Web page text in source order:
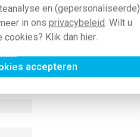
en (gepersonaliseerde)
in ons privacybeleid. Wilt u
cookies? Klik dan hier.
accepteren